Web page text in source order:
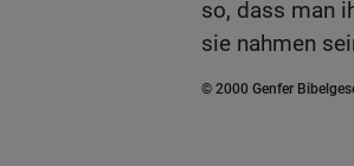
so, dass man
sie nahmen
© 2000 Genfer